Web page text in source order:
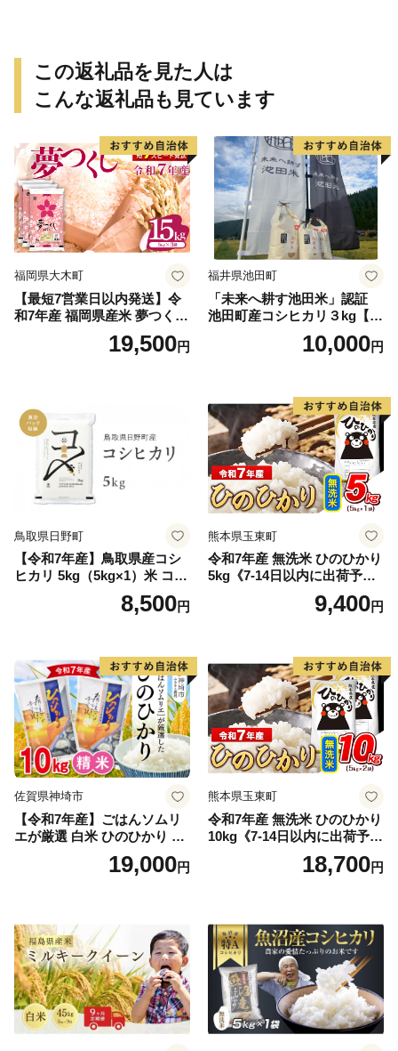
この返礼品を見た人は
こんな返礼品も見ています
福岡県大木町
【最短7営業日以内発送】令
和7年産 福岡県産米 夢つくし
15kg 精米 ※北海道・沖縄・
19,500円
福井県池田町
「未来へ耕す池田米」認証
池田町産コシヒカリ３kg【お
1人様につき３セットまで】
10,000円
鳥取県日野町
【令和7年産】鳥取県産コシ
ヒカリ 5kg（5kg×1）米 コシ
ヒカリ こしひかり お米 白米
精米 5キロ おこめ こめ コメ
野町産 Elevation
8,500円
熊本県玉東町
令和7年産 無洗米 ひのひかり
5kg《7-14日以内に出荷予定
(土日祝除く)》コメ 米 無洗米
高レビュー｜人気米 熊本県
9,400円
佐賀県神埼市
【令和7年産】ごはんソムリ
エが厳選 白米 ひのひかり 10
米 10kg 5kg×2 ひのひかり ブ
19,000円
熊本県玉東町
令和7年産 無洗米 ひのひかり
10kg《7-14日以内に出荷予定
(土日祝除く)》コメ 米 無洗米
令和7年産 高レビュー｜人気
18,700円